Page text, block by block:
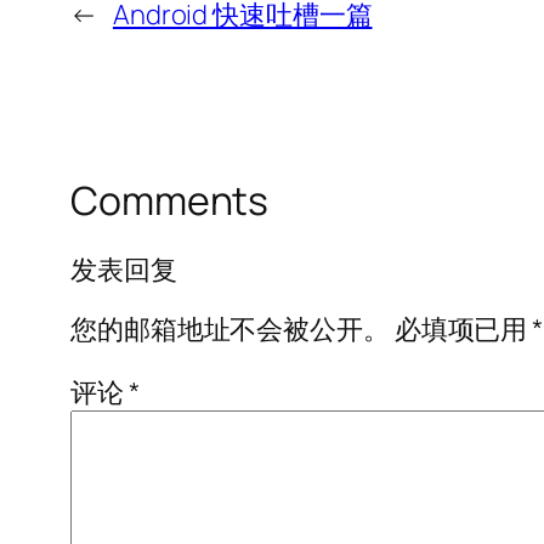
← Android 快速吐槽一篇
Comments
发表回复
您的邮箱地址不会被公开。
必填项已用*
评论*